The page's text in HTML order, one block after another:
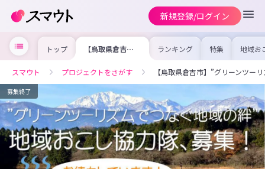
新規登録/ログイン
トップ 【鳥取県倉吉
市】”グリーンツ
地域の絆"地域お
こし協力隊募集！
ランキング 特集 地域お
の求
を集め
事内容
を比
合った
スマウト プロジェクトをさがす 【鳥取県倉吉市】”グリーンツー
募集終了